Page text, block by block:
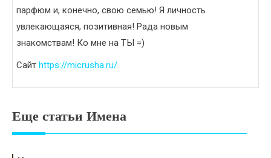
парфюм и, конечно, свою семью! Я личность
увлекающаяся, позитивная! Рада новым
знакомствам! Ко мне на ТЫ =)
Сайт https://micrusha.ru/
Еще статьи Имена